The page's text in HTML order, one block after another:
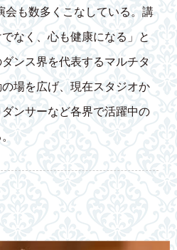
会も数多くこなしている。講
なく、心も健康になる」と
ンス界を代表するマルチタ
場を広げ、現在スタジオか
ンサーなど各界で活躍中の